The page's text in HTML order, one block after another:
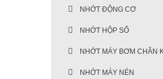
NHỚT ĐỘNG CƠ
NHỚT HỘP SỐ
NHỚT MÁY BƠM CHÂN
NHỚT MÁY NÉN